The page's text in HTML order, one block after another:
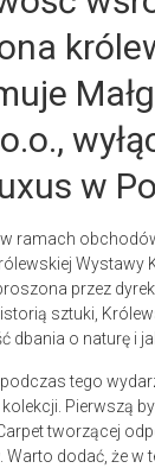
w
ramach
Wystawy
przez
sztuki,
dbania o naturę i
tego
Pierwszą
tworzącej
Warto dodać, że w